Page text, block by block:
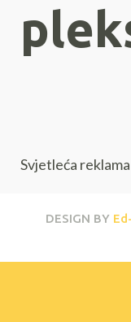
Svjetleća
DESIGN BY